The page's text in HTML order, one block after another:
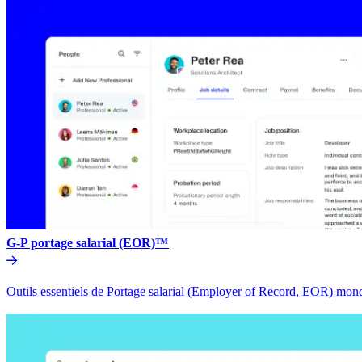
G-P portage salarial (EOR)™​​
Outils essentiels de Portage salarial (Employer of Record, EOR)